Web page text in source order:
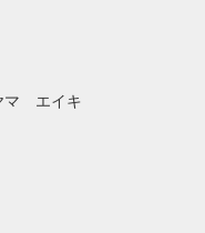
エイキ